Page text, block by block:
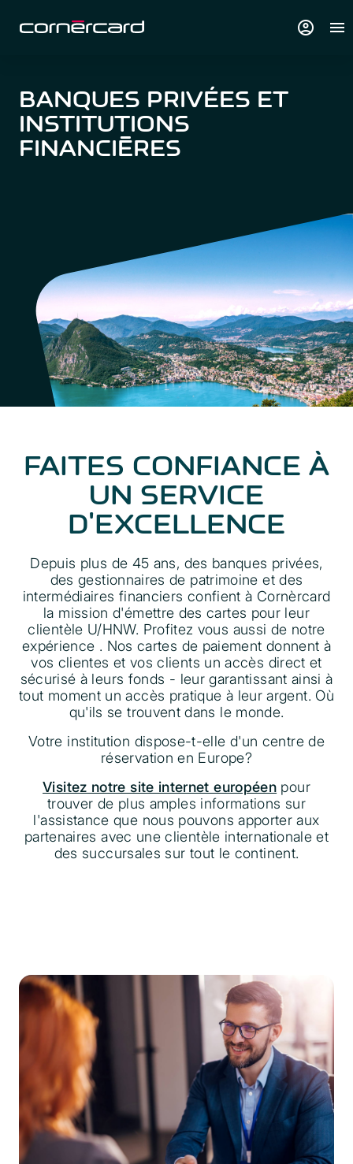
BANQUES PRIVÉES ET
INSTITUTIONS
FINANCIÈRES
FAITES CONFIANCE À
UN SERVICE
D'EXCELLENCE
Depuis plus de 45 ans, des banques privées,
des gestionnaires de patrimoine et des
intermédiaires financiers confient à Cornèrcard
la mission d'émettre des cartes pour leur
clientèle U/HNW. Profitez vous aussi de notre
expérience . Nos cartes de paiement donnent à
vos clientes et vos clients un accès direct et
sécurisé à leurs fonds - leur garantissant ainsi à
tout moment un accès pratique à leur argent. Où
qu'ils se trouvent dans le monde.
Votre institution dispose-t-elle d'un centre de
réservation en Europe?
Visitez notre site internet européen pour
trouver de plus amples informations sur
l'assistance que nous pouvons apporter aux
partenaires avec une clientèle internationale et
des succursales sur tout le continent.
account_circle menu